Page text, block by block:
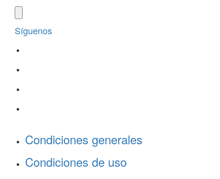
Síguenos
Condiciones generales
Condiciones de uso